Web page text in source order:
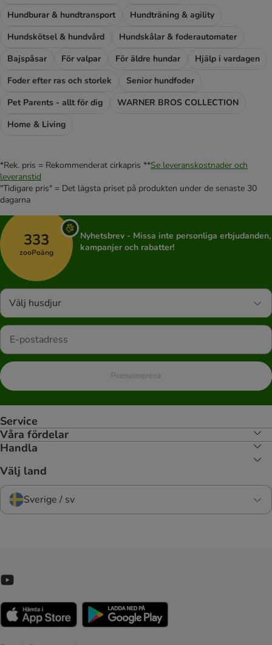
Hundburar & hundtransport
Hundträning & agility
Hundskötsel & hundvård
Hundskålar & foderautomater
Bajspåsar
För valpar För äldre hundar
Hjälp i vardagen
Foder efter ras och storlek
Senior hundfoder
Pet Parents - allt för dig
WARNER BROS COLLECTION
Home & Living
*Rek. pris = Rekommenderat cirkapris **Se leveranskostnader och
leveranstid
"Tidigare pris" = Det lägsta priset på produkten under de senaste 30
dagarna
333
zooPoäng
Nyhetsbrev - Missa inte personliga erbjudanden,
kampanjer och rabatter!
Välj husdjur
Prenumerera
Service
Våra fördelar
Handla
Välj land
Sverige / sv